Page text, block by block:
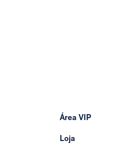
Área VIP
Loja